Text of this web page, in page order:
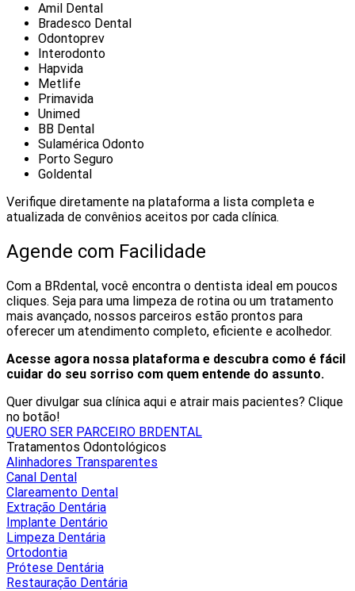
Amil Dental
Bradesco Dental
Odontoprev
Interodonto
Hapvida
Metlife
Primavida
Unimed
BB Dental
Sulamérica Odonto
Porto Seguro
Goldental
Verifique diretamente na plataforma a lista completa e
atualizada de convênios aceitos por cada clínica.
Agende com Facilidade
Com a BRdental, você encontra o dentista ideal em poucos
cliques. Seja para uma limpeza de rotina ou um tratamento
mais avançado, nossos parceiros estão prontos para
oferecer um atendimento completo, eficiente e acolhedor.
Acesse agora nossa plataforma e descubra como é fácil
cuidar do seu sorriso com quem entende do assunto.
Quer divulgar sua clínica aqui e atrair mais pacientes? Clique
no botão!
QUERO SER PARCEIRO BRDENTAL
Tratamentos Odontológicos
Alinhadores Transparentes
Canal Dental
Clareamento Dental
Extração Dentária
Implante Dentário
Limpeza Dentária
Ortodontia
Prótese Dentária
Restauração Dentária